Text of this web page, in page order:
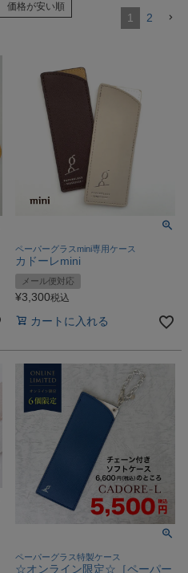
価格が安い順
1 2
ペーパーグラスmini専用ケース
カドーレmini
メール便対応
¥3,300税込
カートに入れる
ペーパーグラス特製ケース
☆オンライン限定☆［ペーパー